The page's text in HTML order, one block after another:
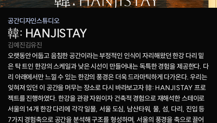
공간디자인스튜디오
韓: HANJISTAY
김예진김유진
오랫동안 어둡고 음침한 공간이라는 부정적인 인식이 자리해왔던 한강 다리 밑
은 탁 트인 한강의 스케일과 낮은 시선이 만들어내는 독특한 경험을 제공한다. 다
리 아래에서만 느낄 수 있는 한강의 풍경은 더욱 드라마틱하게 다가온다. 우리는
잊혀져 있던 이 공간을 머무는 장소로 다시 바라보고자 韓: HANJISTAY 프로
젝트를 진행하였다. 한강을 관광 자원이자 건축적 경험으로 재해석한 스테이로
서울의 14개 한강 다리에 각각 일몰, 서울 도심, 남산타워, 물, 섬, 다리, 진입 등
7가지 경험축으로 공간을 분석해 구조를 형성하며, 서울의 풍경을 축으로 끌어